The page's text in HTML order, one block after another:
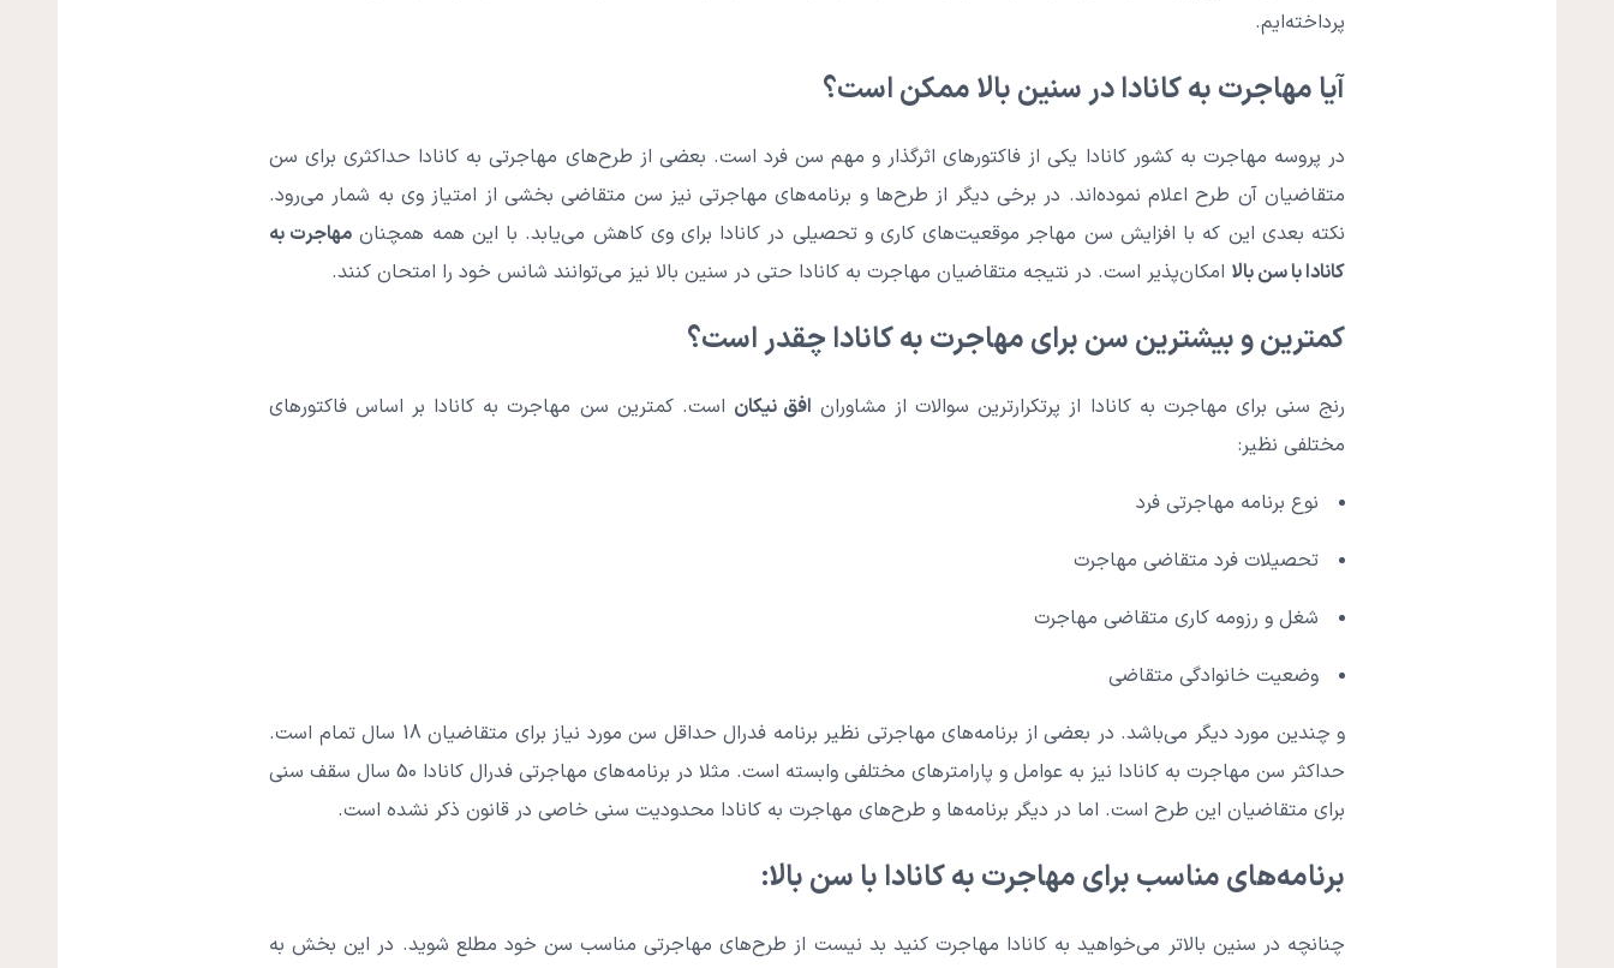
پرداخته‌ایم.
آیا مهاجرت به کانادا در سنین بالا ممکن است؟
در پروسه مهاجرت به کشور کانادا یکی از فاکتورهای اثرگذار و مهم سن فرد است. بعضی از طرح‌های مهاجرتی به کانادا حداکثری برای سن
متقاضیان آن طرح اعلام نموده‌اند. در برخی دیگر از طرح‌ها و برنامه‌های مهاجرتی نیز سن متقاضی بخشی از امتیاز وی به شمار می‌رود.
نکته بعدی این که با افزایش سن مهاجر موقعیت‌های کاری و تحصیلی در کانادا برای وی کاهش می‌یابد. با این همه همچنان مهاجرت به
کانادا با سن بالا امکان‌پذیر است. در نتیجه متقاضیان مهاجرت به کانادا حتی در سنین بالا نیز می‌توانند شانس خود را امتحان کنند.
کمترین و بیشترین سن برای مهاجرت به کانادا چقدر است؟
رنج سنی برای مهاجرت به کانادا از پرتکرارترین سوالات از مشاوران افق نیکان است. کمترین سن مهاجرت به کانادا بر اساس فاکتورهای
مختلفی نظیر:
نوع برنامه مهاجرتی فرد
تحصیلات فرد متقاضی مهاجرت
شغل و رزومه کاری متقاضی مهاجرت
وضعیت خانوادگی متقاضی
و چندین مورد دیگر می‌باشد. در بعضی از برنامه‌های مهاجرتی نظیر برنامه فدرال حداقل سن مورد نیاز برای متقاضیان 18 سال تمام است.
حداکثر سن مهاجرت به کانادا نیز به عوامل و پارامترهای مختلفی وابسته است. مثلا در برنامه‌های مهاجرتی فدرال کانادا 50 سال سقف سنی
برای متقاضیان این طرح است. اما در دیگر برنامه‌ها و طرح‌های مهاجرت به کانادا محدودیت سنی خاصی در قانون ذکر نشده است.
برنامه‌های مناسب برای مهاجرت به کانادا با سن بالا:
چنانچه در سنین بالاتر می‌خواهید به کانادا مهاجرت کنید بد نیست از طرح‌های مهاجرتی مناسب سن خود مطلع شوید. در این بخش به